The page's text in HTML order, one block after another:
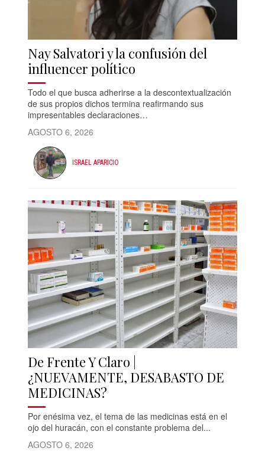
Nay Salvatori y la confusión del
influencer político
Todo el que busca adherirse a la descontextualización
de sus propios dichos termina reafirmando sus
impresentables declaraciones…
AGOSTO 6, 2026
ISRAEL APARICIO
De Frente Y Claro |
¿NUEVAMENTE, DESABASTO DE
MEDICINAS?
Por enésima vez, el tema de las medicinas está en el
ojo del huracán, con el constante problema del...
AGOSTO 6, 2026